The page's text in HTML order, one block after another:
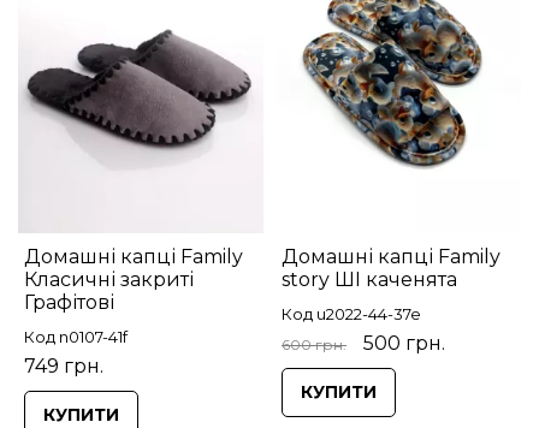
Домашні капці Family
Класичні закриті
Графітові
Код n0107-41f
749 грн.
КУПИТИ
Домашні капці Family
story ШІ каченята
Код u2022-44-37e
600 грн. 500 грн.
КУПИТИ